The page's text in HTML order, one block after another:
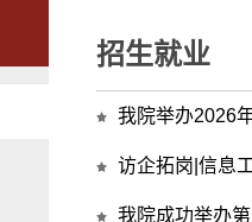
招生就业
我院举办2026
访企拓岗|信息
我院成功举办